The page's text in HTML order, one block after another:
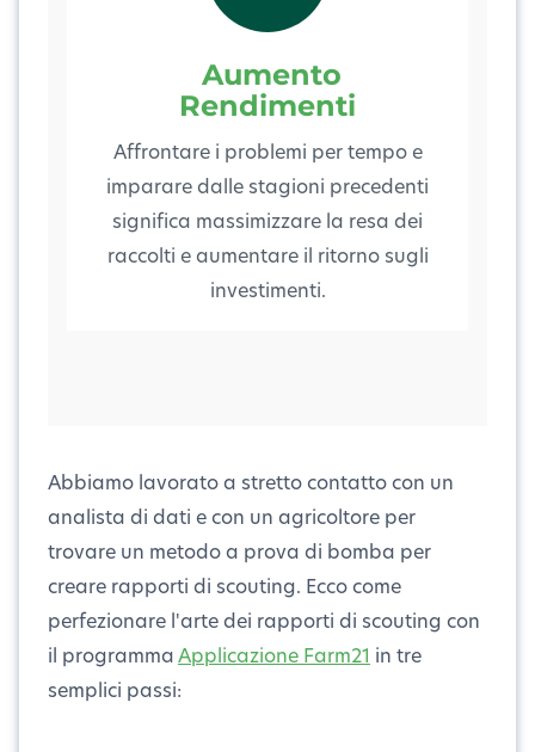
Aumento
Rendimenti
Affrontare i problemi per tempo e
imparare dalle stagioni precedenti
significa massimizzare la resa dei
raccolti e aumentare il ritorno sugli
investimenti.
Abbiamo lavorato a stretto contatto con un
analista di dati e con un agricoltore per
trovare un metodo a prova di bomba per
creare rapporti di scouting. Ecco come
perfezionare l'arte dei rapporti di scouting con
il programmaApplicazione Farm21 in tre
semplici passi: